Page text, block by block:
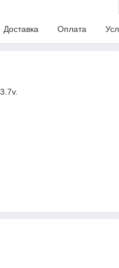
Доставка Оплата